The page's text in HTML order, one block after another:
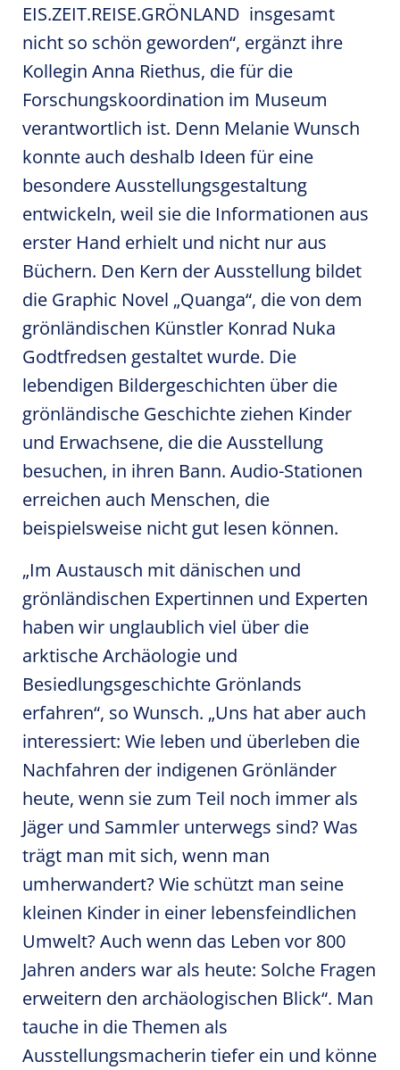
EIS.ZEIT.REISE.GRÖNLAND insgesamt
nicht so schön geworden“, ergänzt ihre
Kollegin Anna Riethus, die für die
Forschungskoordination im Museum
verantwortlich ist. Denn Melanie Wunsch
konnte auch deshalb Ideen für eine
besondere Ausstellungsgestaltung
entwickeln, weil sie die Informationen aus
erster Hand erhielt und nicht nur aus
Büchern. Den Kern der Ausstellung bildet
die Graphic Novel „Quanga“, die von dem
grönländischen Künstler Konrad Nuka
Godtfredsen gestaltet wurde. Die
lebendigen Bildergeschichten über die
grönländische Geschichte ziehen Kinder
und Erwachsene, die die Ausstellung
besuchen, in ihren Bann. Audio-Stationen
erreichen auch Menschen, die
beispielsweise nicht gut lesen können.
„Im Austausch mit dänischen und
grönländischen Expertinnen und Experten
haben wir unglaublich viel über die
arktische Archäologie und
Besiedlungsgeschichte Grönlands
erfahren“, so Wunsch. „Uns hat aber auch
interessiert: Wie leben und überleben die
Nachfahren der indigenen Grönländer
heute, wenn sie zum Teil noch immer als
Jäger und Sammler unterwegs sind? Was
trägt man mit sich, wenn man
umherwandert? Wie schützt man seine
kleinen Kinder in einer lebensfeindlichen
Umwelt? Auch wenn das Leben vor 800
Jahren anders war als heute: Solche Fragen
erweitern den archäologischen Blick“. Man
tauche in die Themen als
Ausstellungsmacherin tiefer ein und könne